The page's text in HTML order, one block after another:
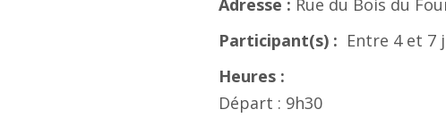
Adresse : Rue du Bois du
Participant(s) : Entre 4 et 7
Heures :
Départ : 9h30